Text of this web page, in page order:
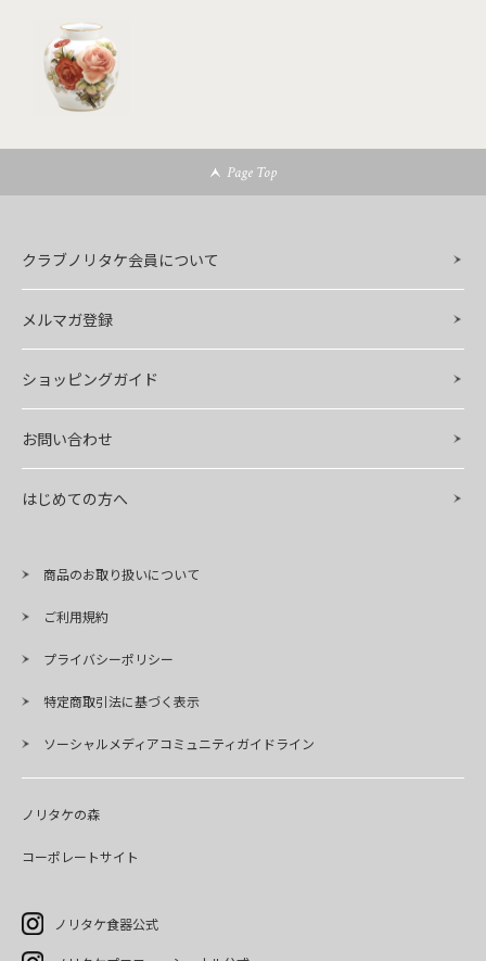
Page Top
クラブノリタケ会員について
メルマガ登録
ショッピングガイド
お問い合わせ
はじめての方へ
商品のお取り扱いについて
ご利用規約
プライバシーポリシー
特定商取引法に基づく表示
ソーシャルメディアコミュニティガイドライン
ノリタケの森
コーポレートサイト
ノリタケ食器公式